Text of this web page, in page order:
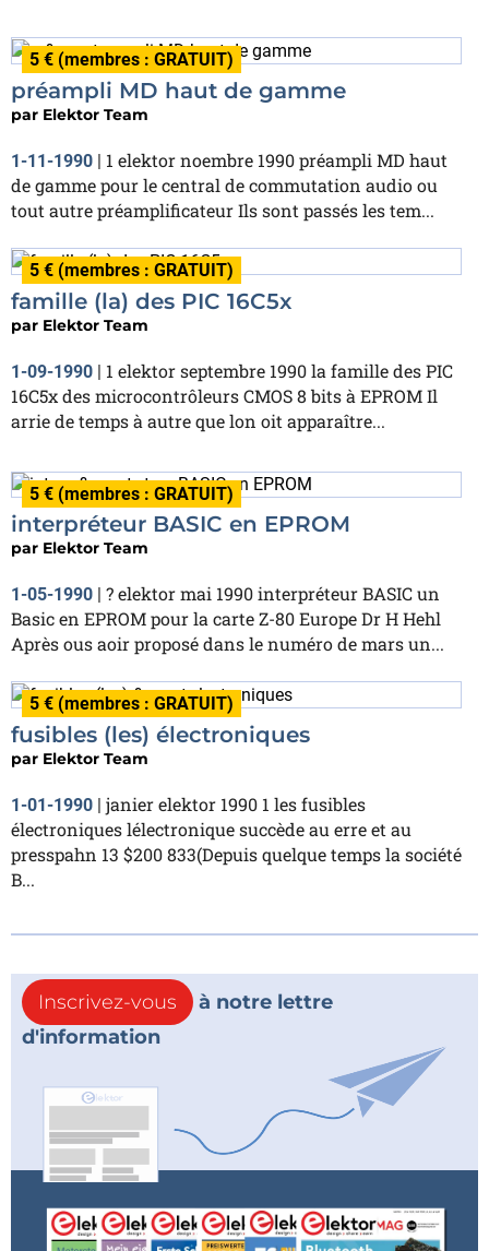
5 € (membres : GRATUIT)
préampli MD haut de gamme
par Elektor Team
1-11-1990 | 1 elektor noembre 1990 préampli MD haut
de gamme pour le central de commutation audio ou
tout autre préamplificateur Ils sont passés les tem...
5 € (membres : GRATUIT)
famille (la) des PIC 16C5x
par Elektor Team
1-09-1990 | 1 elektor septembre 1990 la famille des PIC
16C5x des microcontrôleurs CMOS 8 bits à EPROM Il
arrie de temps à autre que lon oit apparaître...
5 € (membres : GRATUIT)
interpréteur BASIC en EPROM
par Elektor Team
1-05-1990
? elektor mai 1990 interpréteur BASIC un
Basic en EPROM pour la carte Z-80 Europe Dr H Hehl
Après ous aoir proposé dans le numéro de mars un...
5 € (membres : GRATUIT)
fusibles (les) électroniques
par Elektor Team
1-01-1990 | janier elektor 1990 1 les fusibles
électroniques lélectronique succède au erre et au
presspahn 13 $200 833(Depuis quelque temps la société
B...
Inscrivez-vous
à notre lettre
d'information